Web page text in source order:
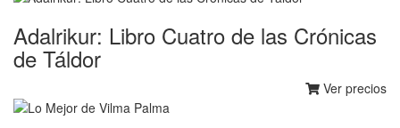
Adalrikur: Libro Cuatro de las Crónicas
de Táldor
Ver precios